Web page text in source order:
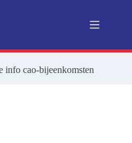
info cao-bijeenkomsten